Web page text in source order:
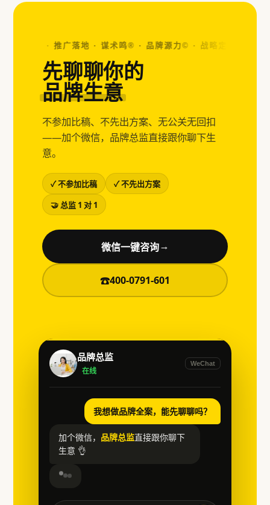
觉设计 · 推广落地 · 谋术鸣® · 品牌源力© · 战略定位 · 视觉
先聊聊你的
品牌生意
不参加比稿、不先出方案、无公关无回扣
——加个微信，品牌总监直接跟你聊下生
意。
✓ 不参加比稿
✓ 不先出方案
🤝 总监 1 对 1
微信一键咨询 →
☎400-0791-601
品牌总监
在线
WeChat
我想做品牌全案，能先聊聊吗？
加个微信， 品牌总监直接跟你聊下
生意 👌